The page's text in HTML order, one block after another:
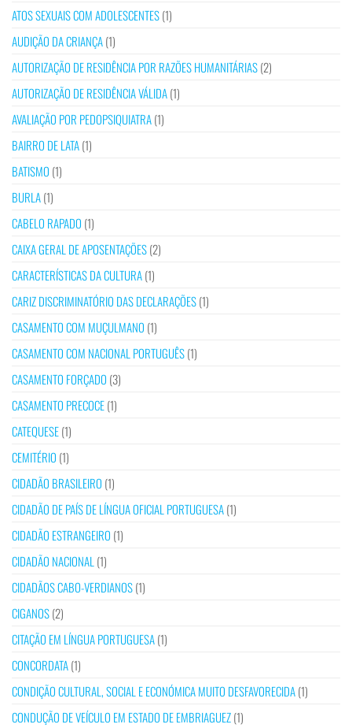
ATOS SEXUAIS COM ADOLESCENTES(1)
AUDIÇÃO DA CRIANÇA(1)
AUTORIZAÇÃO DE RESIDÊNCIA POR RAZÕES HUMANITÁRIAS(2)
AUTORIZAÇÃO DE RESIDÊNCIA VÁLIDA(1)
AVALIAÇÃO POR PEDOPSIQUIATRA(1)
BAIRRO DE LATA(1)
BATISMO (1)
BURLA(1)
CABELO RAPADO (1)
CAIXA GERAL DE APOSENTAÇÕES(2)
CARACTERÍSTICAS DA CULTURA(1)
CARIZ DISCRIMINATÓRIO DAS DECLARAÇÕES(1)
CASAMENTO COM MUÇULMANO (1)
CASAMENTO COM NACIONAL PORTUGUÊS(1)
CASAMENTO FORÇADO (3)
CASAMENTO PRECOCE(1)
CATEQUESE(1)
CEMITÉRIO (1)
CIDADÃO BRASILEIRO (1)
CIDADÃO DE PAÍS DE LÍNGUA OFICIAL PORTUGUESA(1)
CIDADÃO ESTRANGEIRO (1)
CIDADÃO NACIONAL (1)
CIDADÃOS CABO-VERDIANOS(1)
CIGANOS(2)
CITAÇÃO EM LÍNGUA PORTUGUESA(1)
CONCORDATA(1)
CONDIÇÃO CULTURAL, SOCIAL E ECONÓMICA MUITO DESFAVORECIDA(1)
CONDUÇÃO DE VEÍCULO EM ESTADO DE EMBRIAGUEZ(1)